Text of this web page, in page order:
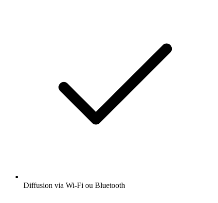
Diffusion via Wi-Fi ou Bluetooth